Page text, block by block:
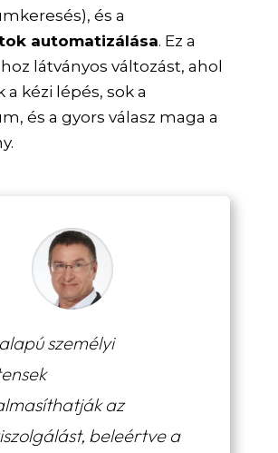
és a
automatizálása. Ez a
látványos változást, ahol
kézi lépés, sok a
és a gyors válasz maga a
személyi
az
beleértve a